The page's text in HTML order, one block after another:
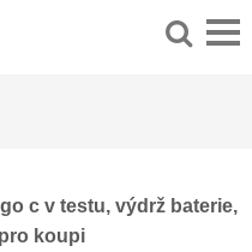
c v testu, výdrž baterie,
koupi